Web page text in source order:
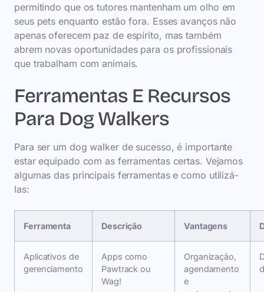
permitindo que os tutores mantenham um olho em
seus pets enquanto estão fora. Esses avanços não
apenas oferecem paz de espírito, mas também
abrem novas oportunidades para os profissionais
que trabalham com animais.
Ferramentas E Recursos
Para Dog Walkers
Para ser um dog walker de sucesso, é importante
estar equipado com as ferramentas certas. Vejamos
algumas das principais ferramentas e como utilizá-
las:
Ferramenta Descrição Vantagens
Aplicativos de
gerenciamento
Apps como
Pawtrack ou
Wag!
Organização,
agendamento
e